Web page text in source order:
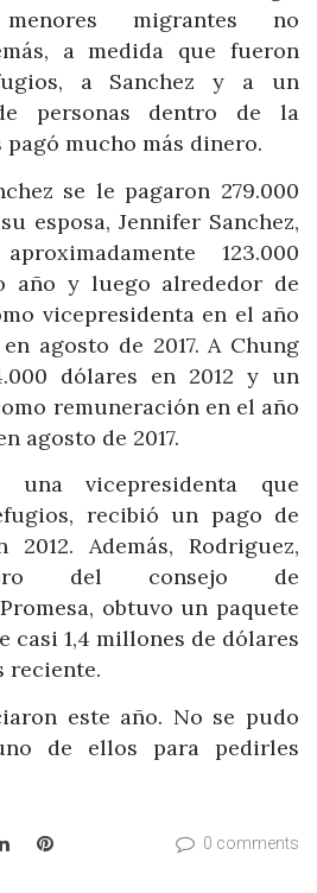
migrantes no
a medida que fueron
a Sanchez y a un
personas dentro de la
mucho más dinero.
se le pagaron 279.000
esposa, Jennifer Sanchez,
123.000
año y luego alrededor de
vicepresidenta en el año
agosto de 2017. A Chung
dólares en 2012 y un
remuneración en el año
agosto de 2017.
una vicepresidenta que
recibió un pago de
2012. Además, Rodriguez,
del consejo de
obtuvo un paquete
casi 1,4 millones de dólares
reciente.
este año. No se pudo
de ellos para pedirles
LinkedInPinterest 0 comments